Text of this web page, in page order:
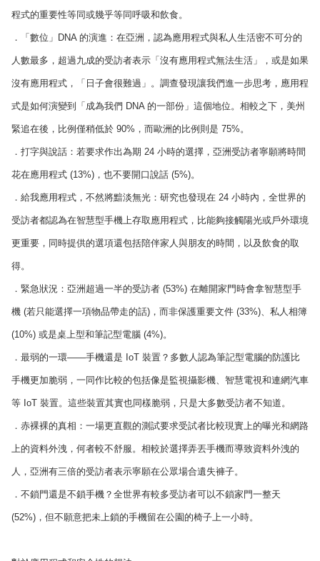
程式的重要性等同或幾乎等同呼吸和飲食。
．「數位」DNA 的演進：在亞洲，認為應用程式與私人生活密不可分的
人數最多，超過九成的受訪者表示「沒有應用程式無法生活」，或是如果
沒有應用程式，「日子會很難過」。調查發現讓我們進一步思考，應用程
式是如何演變到「成為我們 DNA 的一部份」這個地位。相較之下，美州
緊追在後，比例僅稍低於 90%，而歐洲的比例則是 75%。
．打字與說話：若要求作出為期 24 小時的選擇，亞洲受訪者寧願將時間
花在應用程式 (13%)，也不要開口說話 (5%)。
．給我應用程式，不然將黯淡無光：研究也發現在 24 小時內，全世界的
受訪者都認為在智慧型手機上存取應用程式，比能夠接觸陽光或戶外環境
更重要，同時提供的選項還包括陪伴家人與朋友的時間，以及飲食的取
得。
．緊急狀況：亞洲超過一半的受訪者 (53%) 在離開家門時會拿智慧型手
機 (若只能選擇一項物品帶走的話)，而非保護重要文件 (33%)、私人相簿
(10%) 或是桌上型和筆記型電腦 (4%)。
．最弱的一環——手機還是 IoT 裝置？多數人認為筆記型電腦的防護比
手機更加脆弱，一同作比較的包括像是監視攝影機、智慧電視和連網汽車
等 IoT 裝置。這些裝置其實也同樣脆弱，只是大多數受訪者不知道。
．赤裸裸的真相：一場更直觀的測試要求受試者比較現實上的曝光和網路
上的資料外洩，何者較不舒服。相較於選擇弄丟手機而導致資料外洩的
人，亞洲有三倍的受訪者表示寧願在公眾場合遺失褲子。
．不鎖門還是不鎖手機？全世界有較多受訪者可以不鎖家門一整天
(52%)，但不願意把未上鎖的手機留在公園的椅子上一小時。